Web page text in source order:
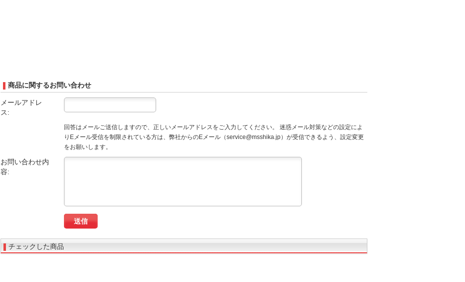
商品に関するお問い合わせ
メールアドレ
ス:
回答はメールご送信しますので、正しいメールアドレスをご入力してください。 迷惑メール対策などの設定によ
りEメール受信を制限されている方は、弊社からのEメール（service@msshika.jp）が受信できるよう、設定変更
をお願いします。
お問い合わせ内
容:
チェックした商品